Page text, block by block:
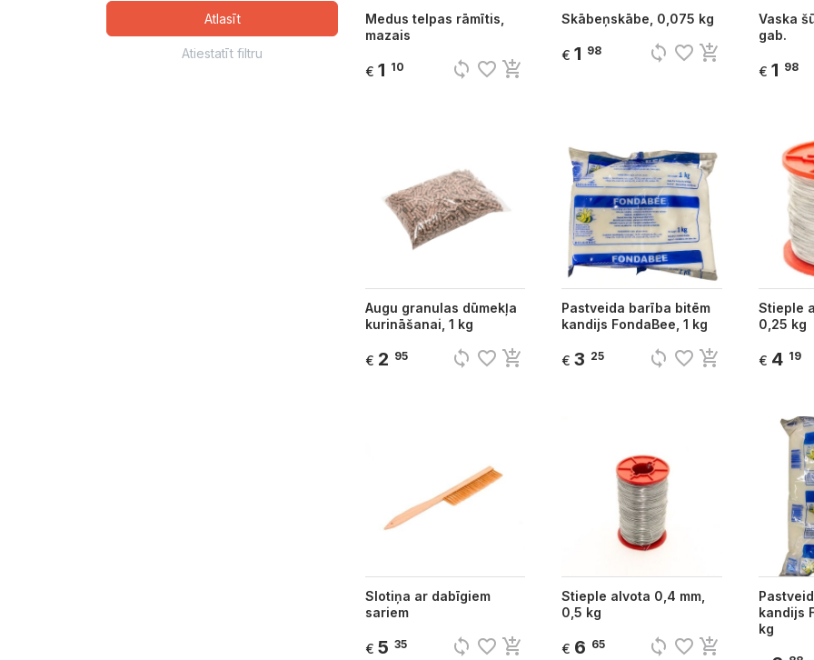
Atlasīt
Atiestatīt filtru
Medus telpas rāmītis,
mazais
€ 1 10 sync favorite_border add_shopping_cart
Skābeņskābe, 0,075 kg
€ 1 98 sync favorite_border add_shopping_cart
Vaska
gab.
€ 1 98
Augu granulas dūmekļa
kurināšanai, 1 kg
€ 2 95 sync favorite_border add_shopping_cart
Pastveida barība bitēm
kandijs FondaBee, 1 kg
€ 3 25 sync favorite_border add_shopping_cart
Stieple
0,25 kg
€ 4 19
Slotiņa ar dabīgiem
sariem
€ 5 35 sync favorite_border add_shopping_cart
Stieple alvota 0,4 mm,
0,5 kg
€ 6 65 sync favorite_border add_shopping_cart
kandijs
kg